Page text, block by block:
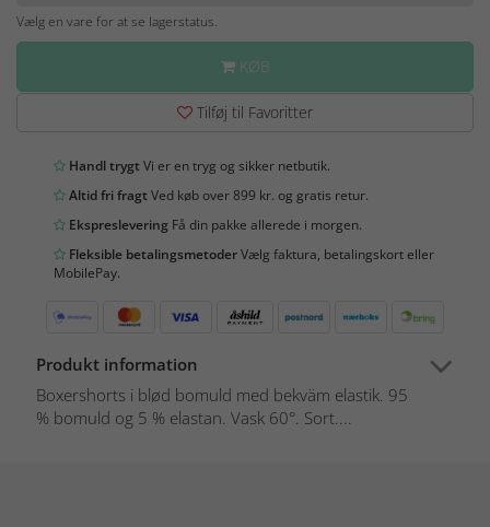
Vælg en vare for at se lagerstatus.
KØB
Tilføj til Favoritter
Handl trygtVi er en tryg og sikker netbutik.
Altid fri fragtVed køb over 899 kr. og gratis retur.
Ekspreslevering Få din pakke allerede i morgen.
Fleksible betalingsmetoderVælg faktura, betalingskort eller
MobilePay.
Produkt information
Boxershorts i blød bomuld med bekväm elastik. 95
% bomuld og 5 % elastan. Vask 60°. Sort....